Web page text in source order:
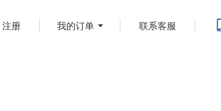
注册 我的订单 联系客服